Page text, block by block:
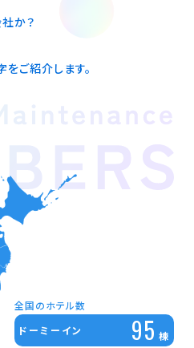
か？
ご紹介します。
全国のホテル数
ドーミーイン
95 棟